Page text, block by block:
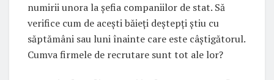
numirii unora la șefia companiilor de stat. Să
verifice cum de acești băieți deștepți știu cu
săptămâni sau luni înainte care este câștigătorul.
Cumva firmele de recrutare sunt tot ale lor?